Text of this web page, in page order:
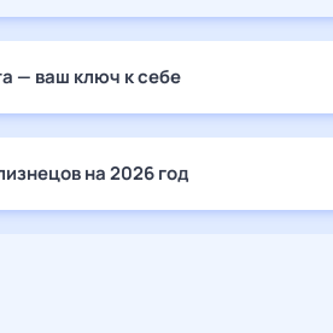
— ваш ключ к себе
на 2026 год